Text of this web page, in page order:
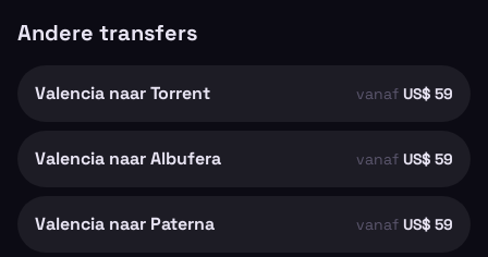
Andere transfers
Valencia naar Torrent vanaf US$ 59
Valencia naar Albufera vanaf US$ 59
Valencia naar Paterna vanaf US$ 59